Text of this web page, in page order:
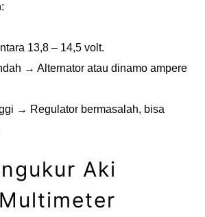
13,8 – 14,5 volt.
→ Alternator atau dinamo ampere
→ Regulator bermasalah, bisa
Aki